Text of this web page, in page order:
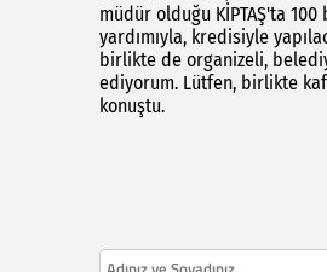
müdür olduğu KİPTAŞ'ta
yardımıyla, kredisiyle
birlikte de organizeli,
ediyorum. Lütfen, birlikte
konuştu.